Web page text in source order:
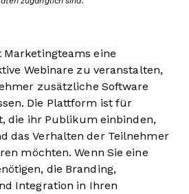
Marketingteams eine
Webinare zu veranstalten,
zusätzliche Software
Die Plattform ist für
die ihr Publikum einbinden,
das Verhalten der Teilnehmer
möchten. Wenn Sie eine
die Branding,
Integration in Ihren